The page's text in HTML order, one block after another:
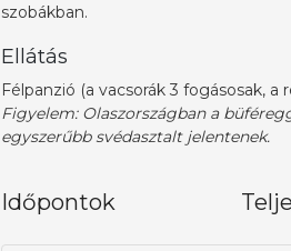
szobákban.
Ellátás
Félpanzió (a vacsorák 3 fogásosak, a
Figyelem: Olaszországban a
egyszerűbb svédasztalt jelentenek.
Időpontok